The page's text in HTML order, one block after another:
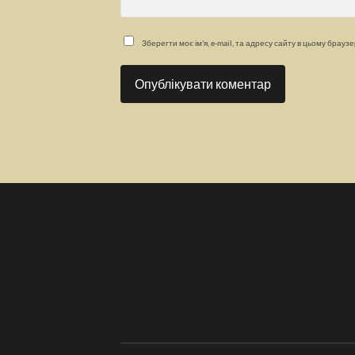
Зберегти моє ім'я, e-mail, та адресу сайту в цьому